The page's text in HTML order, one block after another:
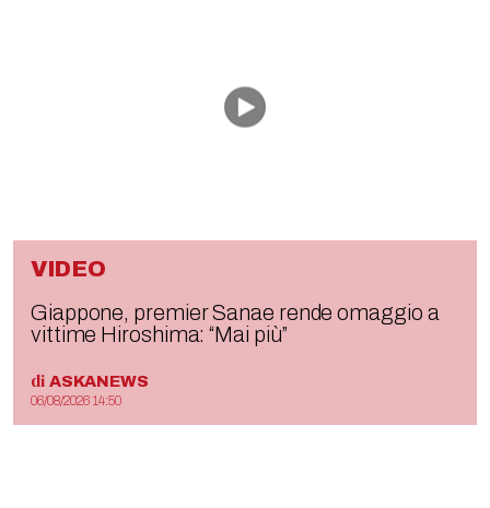
VIDEO
Giappone, premier Sanae rende omaggio a
vittime Hiroshima: “Mai più”
di ASKANEWS
06/08/2026 14:50